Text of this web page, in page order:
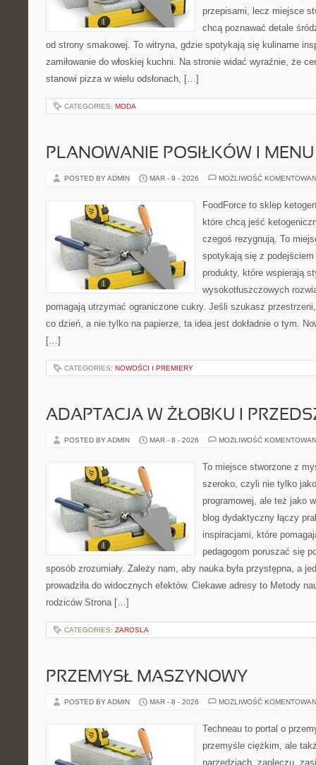
przepisami, lecz miejsce
chcą poznawać detale
od strony smakowej. To witryna, gdzie spotykają się kulinarne
zamiłowanie do włoskiej kuchni. Na stronie widać wyraźnie, że
stanowi pizza w wielu odsłonach, […]
CATEGORIES: MODA
PLANOWANIE POSIŁKÓW I MENU
POSTED BY ADMIN MAR - 9 - 2026 MOŻLIWOŚĆ
FoodForce to sklep
które chcą jeść
czegoś rezygnują. To
spotykają się z
produkty, które wspierają
wysokotłuszczowych
pomagają utrzymać ograniczone cukry. Jeśli szukasz
co dzień, a nie tylko na papierze, ta idea jest dokładnie o tym.
[…]
CATEGORIES: NOWOŚCI I PREMIERY
ADAPTACJA W ŻŁOBKU I
POSTED BY ADMIN MAR - 8 - 2026 MOŻLIWOŚĆ
To miejsce stworzone z
szeroko, czyli nie tylko
programowej, ale też jako
blog dydaktyczny łączy
inspiracjami, które
pedagogom poruszać się
sposób zrozumiały. Zależy nam, aby nauka była przystępna, a
prowadziła do widocznych efektów. Ciekawe adresy to Metody
rodziców Strona […]
CATEGORIES: ZAROSLA
PRZEMYSŁ MASZYNOWY
POSTED BY ADMIN MAR - 8 - 2026 MOŻLIWOŚĆ
Techneau to portal o
przemyśle ciężkim, ale
narzędziach, zapleczu,